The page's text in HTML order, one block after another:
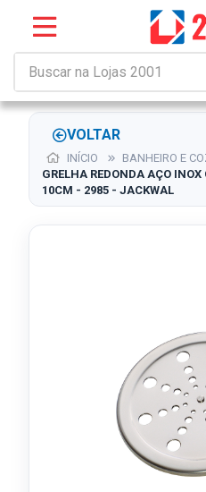
VOLTAR
INÍCIO BANHEIRO E
GRELHA REDONDA AÇO
10CM - 2985 - JACKWAL